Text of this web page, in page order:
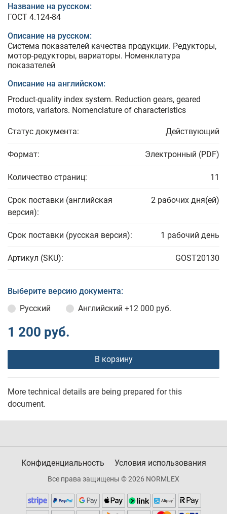
Название на русском:
ГОСТ 4.124-84
Описание на русском:
Система показателей качества продукции. Редукторы,
мотор-редукторы, вариаторы. Номенклатура
показателей
Описание на английском:
Product-quality index system. Reduction gears, geared
motors, variators. Nomenclature of characteristics
Статус документа: Действующий
Формат: Электронный (PDF)
Количество страниц: 11
Срок поставки (английская
версия):
2 рабочих дня(ей)
Срок поставки (русская версия): 1 рабочий день
Артикул (SKU): GOST20130
Выберите версию документа:
Русский
Английский +12 000 руб.
1 200 руб.
В корзину
More technical details are being prepared for this
document.
Конфиденциальность Условия использования
Все права защищены © 2026 NORMLEX